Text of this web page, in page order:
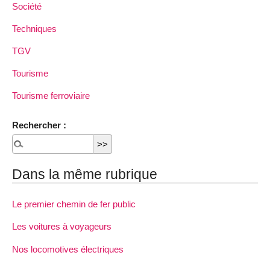
Société
Techniques
TGV
Tourisme
Tourisme ferroviaire
Rechercher :
Dans la même rubrique
Le premier chemin de fer public
Les voitures à voyageurs
Nos locomotives électriques